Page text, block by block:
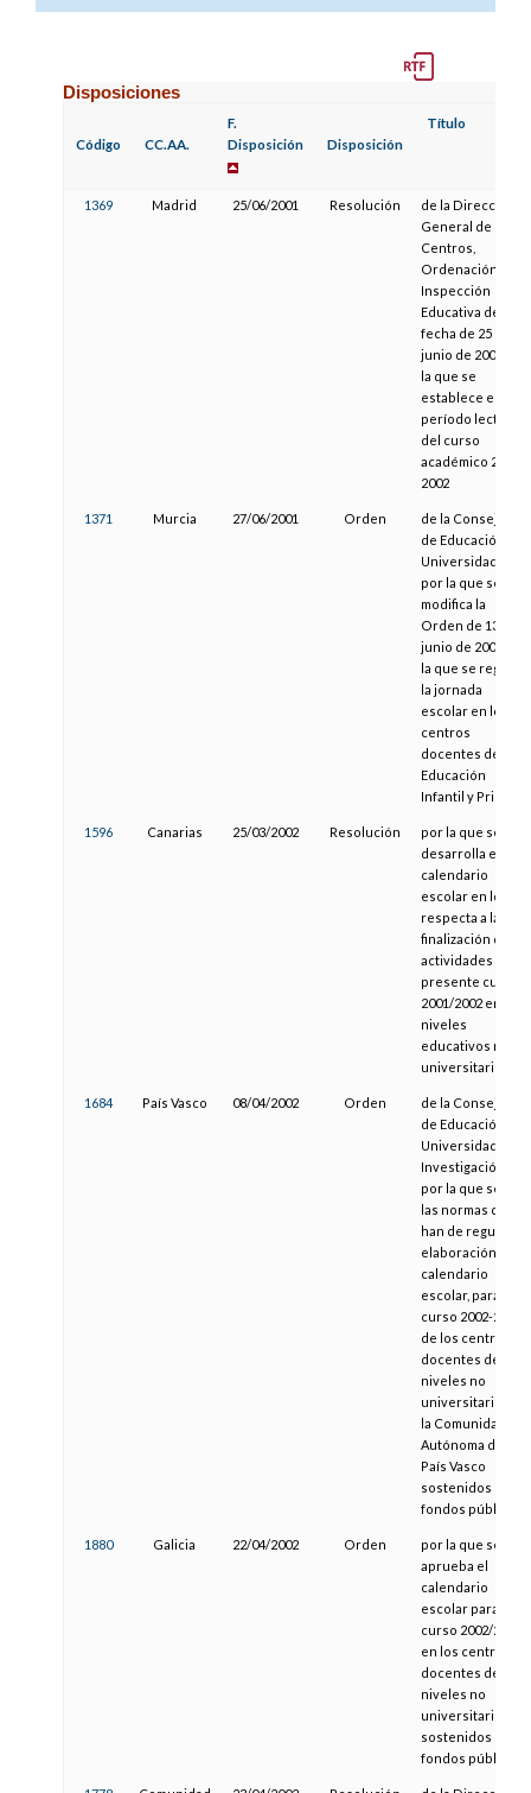
Disposiciones
Código CC.AA.
F.
Disposición
Disposición
Título
1369 Madrid 25/06/2001 Resolución
de la Dirección
General de
Centros,
Ordenación e
Inspección
Educativa de
fecha de 25 de
junio de 2001, por
la que se
establece el
período lectivo
del curso
académico 2001-
2002
1371 Murcia 27/06/2001 Orden
de la Consejería
de Educación y
Universidades,
por la que se
modifica la
Orden de 13 de
junio de 2001, por
la que se regula
la jornada
escolar en los
centros
docentes de
Educación
Infantil y Primaria
1596 Canarias 25/03/2002 Resolución
por la que se
desarrolla el
calendario
escolar en lo que
respecta a la
finalización de las
actividades del
presente curso
2001/2002 en los
niveles
educativos no
universitarios
1684 País Vasco 08/04/2002 Orden
de la Consejera
de Educación,
Universidades e
Investigación,
por la que se fijan
las normas que
han de regular la
elaboración del
calendario
escolar, para el
curso 2002-2003,
de los centros
docentes de los
niveles no
universitarios de
la Comunidad
Autónoma del
País Vasco
sostenidos con
fondos públicos
1880 Galicia 22/04/2002 Orden
por la que se
aprueba el
calendario
escolar para el
curso 2002/2003,
en los centros
docentes de
niveles no
universitarios
sostenidos con
fondos públicos